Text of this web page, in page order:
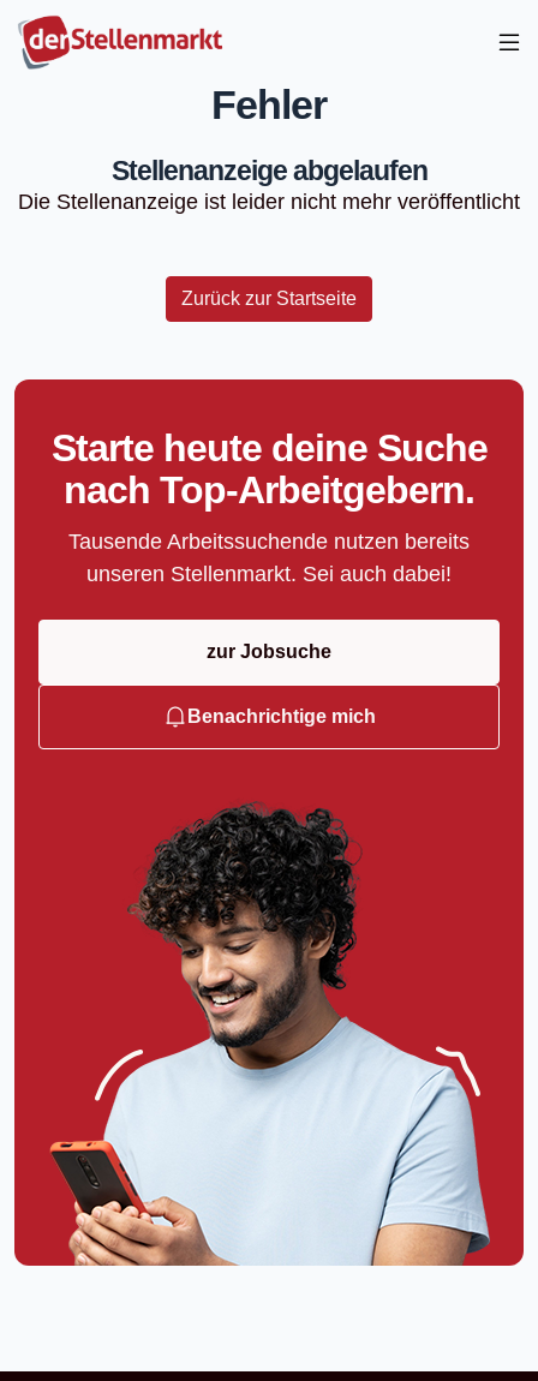
Fehler
Stellenanzeige abgelaufen
Die Stellenanzeige ist leider nicht mehr veröffentlicht
Zurück zur Startseite
Starte heute deine Suche
nach Top-Arbeitgebern.
Tausende Arbeitssuchende nutzen bereits
unseren Stellenmarkt. Sei auch dabei!
zur Jobsuche
Benachrichtige mich